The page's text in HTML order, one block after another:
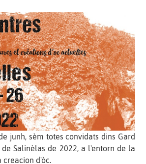
junh, sèm totes convidats dins Gard
de Salinèlas de 2022, a l'entorn de la
d'òc.